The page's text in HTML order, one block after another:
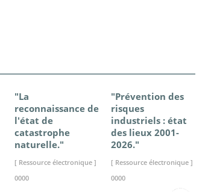
"La
reconnaissance de
l'état de
catastrophe
naturelle."
[ Ressource électronique ]
0000
"Prévention des
risques
industriels : état
des lieux 2001-
2026."
[ Ressource électronique ]
0000